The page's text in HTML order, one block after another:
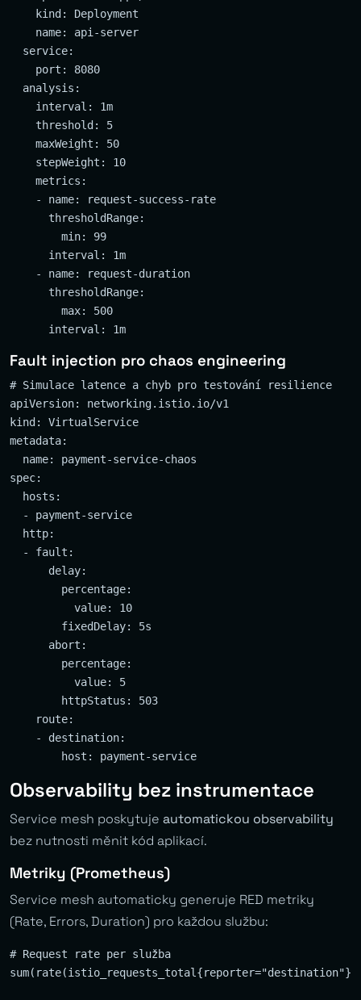
    kind: Deployment
    name: api-server
  service:
    port: 8080
  analysis:
    interval: 1m
    threshold: 5
    maxWeight: 50
    stepWeight: 10
    metrics:
    - name: request-success-rate
      thresholdRange:
        min: 99
      interval: 1m
    - name: request-duration
      thresholdRange:
        max: 500
Fault injection pro chaos engineering
# Simulace latence a chyb pro testování resilience
apiVersion: networking.istio.io/v1
kind: VirtualService
metadata:
  name: payment-service-chaos
spec:
  hosts:
  - payment-service
  http:
  - fault:
      delay:
        percentage:
          value: 10
        fixedDelay: 5s
      abort:
        percentage:
          value: 5
        httpStatus: 503
    route:
    - destination:
Observability bez instrumentace
Service mesh poskytuje automatickou observability
bez nutnosti měnit kód aplikací.
Metriky (Prometheus)
Service mesh automaticky generuje RED metriky
(Rate, Errors, Duration) pro každou službu:
# Request rate per služba